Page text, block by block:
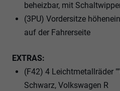
beheizbar, mit
(3PU) Vordersitze
auf der Fahrerseite
EXTRAS:
(F42) 4 Leichtmetallräder
Schwarz, Volkswagen R